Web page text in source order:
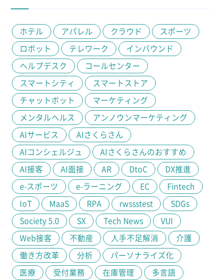
ホテル アパレル クラウド
スポーツ
ロボット
テレワーク
インバウンド
ヘルプデスク
コールセンター
スマートシティ
スマートストア
チャットボット
マーケティング
メンタルヘルス
アンノウンマーケティング
AIサービス
AIさくらさん
AIコンシェルジュ
AIさくらさんのおすすめ
AI接客
AI面接 AR DtoC
DX推進
e-スポーツ
e-ラーニング EC
Fintech
IoT
MaaS RPA rwssstest
SDGs
Society 5.0
SX Tech News
VUI
Web接客
不動産 人手不足解消
介護
働き方改革
分析
パーソナライズ化
医療
受付業務 在庫管理
多言語